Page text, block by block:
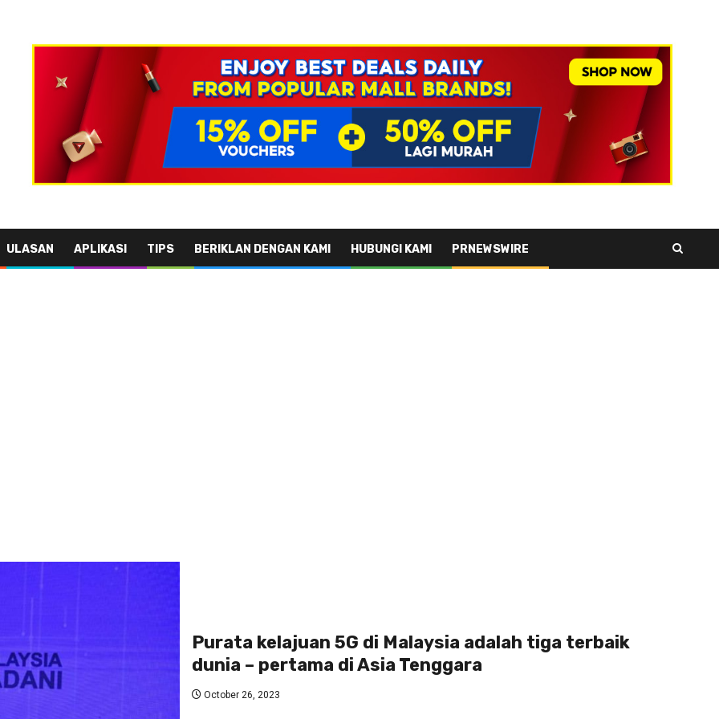
ULASAN APLIKASI TIPS BERIKLAN DENGAN KAMI HUBUNGI KAMI PRNEWSWIRE
Purata kelajuan 5G di Malaysia adalah tiga terbaik
dunia – pertama di Asia Tenggara
October 26, 2023